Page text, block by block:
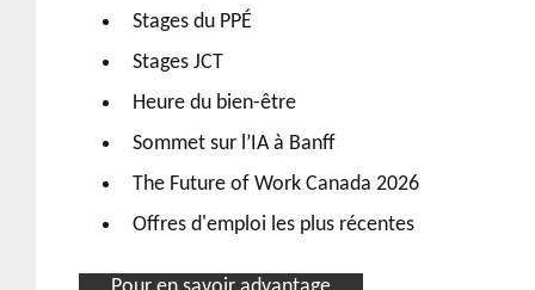
Stages du PPÉ
Stages JCT
Heure du bien-être
Sommet sur l’IA à Banff
The Future of Work Canada 2026
Offres d'emploi les plus récentes